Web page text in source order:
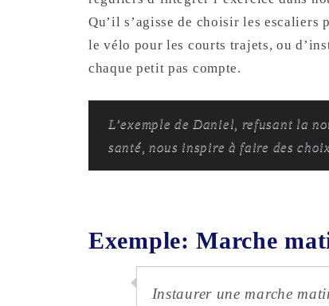
Qu’il s’agisse de choisir les escaliers
le vélo pour les courts trajets, ou
chaque petit pas compte.
L’exemple de Daniel, refusant la
santé, nous inspire à faire des
Exemple: Marche
Instaurer une marche